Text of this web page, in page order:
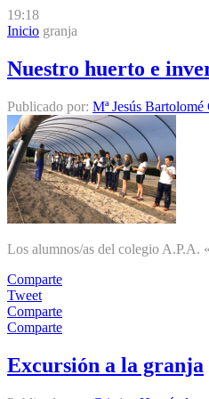
19:18
Inicio granja
Nuestro huerto e
Publicado por: Mª Jesús Bartolomé
Los alumnos/as del colegio A.P.A.
Comparte
Tweet
Comparte
Comparte
Excursión a la granja